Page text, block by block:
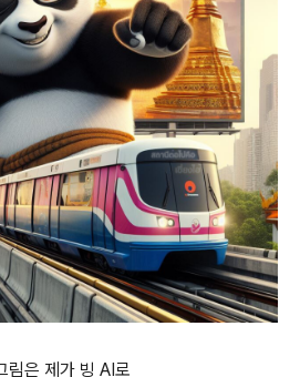
림은 제가 빙 AI로